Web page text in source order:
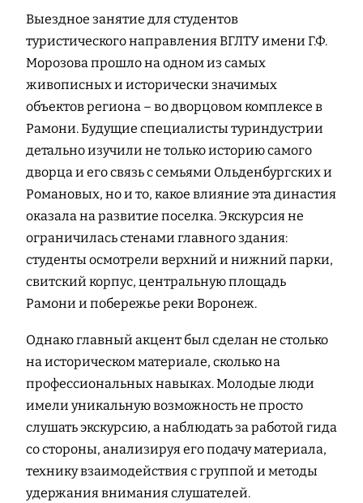
Выездное занятие для студентов
туристического направления ВГЛТУ имени Г.Ф.
Морозова прошло на одном из самых
живописных и исторически значимых
объектов региона – во дворцовом комплексе в
Рамони. Будущие специалисты туриндустрии
детально изучили не только историю самого
дворца и его связь с семьями Ольденбургских и
Романовых, но и то, какое влияние эта династия
оказала на развитие поселка. Экскурсия не
ограничилась стенами главного здания:
студенты осмотрели верхний и нижний парки,
свитский корпус, центральную площадь
Рамони и побережье реки Воронеж.
Однако главный акцент был сделан не столько
на историческом материале, сколько на
профессиональных навыках. Молодые люди
имели уникальную возможность не просто
слушать экскурсию, а наблюдать за работой гида
со стороны, анализируя его подачу материала,
технику взаимодействия с группой и методы
удержания внимания слушателей.